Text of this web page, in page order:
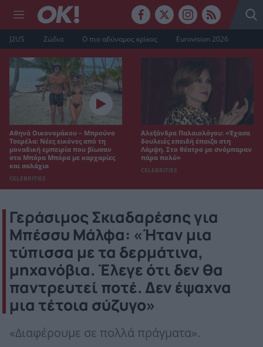
J2US Ζώδια Ο πιο αδύναμος κρίκος Eurovision 2026
Αθηνά Οικονομάκου – Μπρούνο
Τσερέλα: Νέες εικόνες από τη
μοναδική εμπειρία που βίωσαν
στα Μπόρα Μπόρα με καρχαρίες
και σαλάχια
CELEBRITIES
Αλεξάνδρα Παλαιολόγου: «Έχασα
δουλειές επειδή έπαιζα στη
Λάμψη. Στο θέατρο με σνόμπαραν
πάρα πολύ»
CELEBRITIES
Γεράσιμος Σκιαδαρέσης για
Μπέσσυ Μάλφα: «Ήταν μια
τύπισσα με τα δερμάτινα,
μηχανόβια. Έλεγε ότι δεν θα
παντρευτεί ποτέ. Δεν έψαχνα
μια τέτοια σύζυγο»
«Διαφέρουμε σε πολλά πράγματα».